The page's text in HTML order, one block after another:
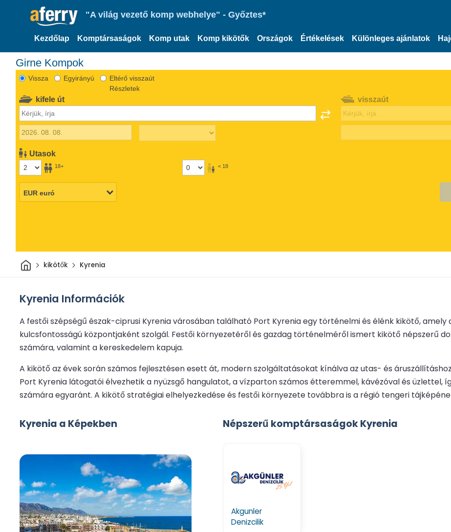
"A világ vezető komp webhelye" - Győztes*
Kezdőlap Komptársaságok Komp utak Komp kikötők Országok Értékelések Különleges ajánlatok
Girne Kompok
Vissza Egyirányú
Eltérő visszaút
Részletek
kifele út
Utasok
18+ < 18
visszaút
Otthon
kikötők Kyrenia
Kyrenia Információk
A festői szépségű észak-ciprusi Kyrenia városában található Port Kyrenia egy történelmi és élénk kikötő,
kulcsfontosságú központjaként szolgál. Festői környezetéről és gazdag történelméről ismert kikötő népszerű
számára, valamint a kereskedelem kapuja.
A kikötő az évek során számos fejlesztésen esett át, modern szolgáltatásokat kínálva az utas- és
Port Kyrenia látogatói élvezhetik a nyüzsgő hangulatot, a vízparton számos étteremmel, kávézóval és üzlettel,
számára egyaránt. A kikötő stratégiai elhelyezkedése és festői környezete továbbra is a régió tengeri
Kyrenia a Képekben Népszerű komptársaságok Kyrenia
Akgunler
Denizcilik